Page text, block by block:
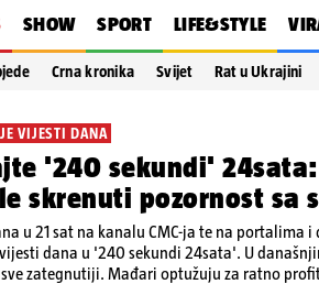
SHOW SPORT LIFE&STYLE
Crna kronika Svijet Rat u Ukrajini
VIJESTI DANA
'240 sekundi'
skrenuti pozornost sa
u 21 sat na kanalu CMC-ja te na
dana u '240 sekundi 24sata'. U
zategnutiji. Mađari optužuju za ratno